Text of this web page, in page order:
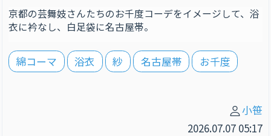
京都の芸舞妓さんたちのお千度コーデをイメージして、浴
衣に衿なし、白足袋に名古屋帯。
綿コーマ 浴衣 紗 名古屋帯 お千度
小笹
2026.07.07 05:17